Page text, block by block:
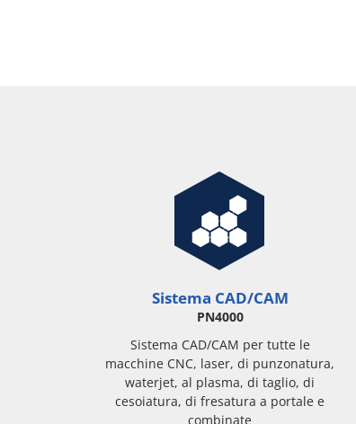
Sistema CAD/CAM
PN4000
Sistema CAD/CAM per tutte le
macchine CNC, laser, di punzonatura,
waterjet, al plasma, di taglio, di
cesoiatura, di fresatura a portale e
combinate